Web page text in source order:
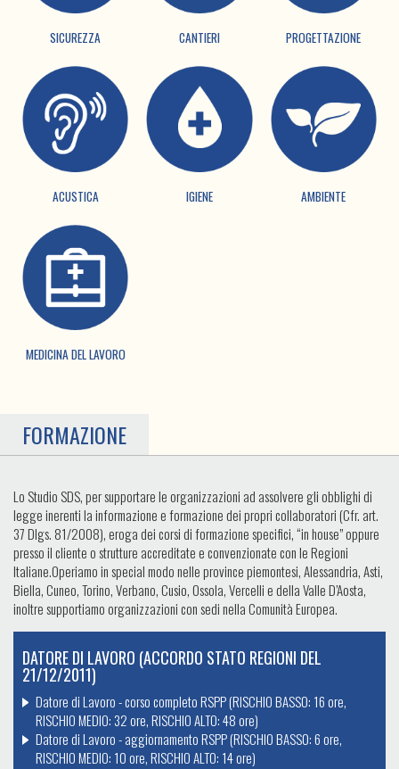
SICUREZZA CANTIERI PROGETTAZIONE
ACUSTICA IGIENE AMBIENTE
MEDICINA DEL LAVORO
FORMAZIONE
Lo Studio SDS, per supportare le organizzazioni ad assolvere gli obblighi di
legge inerenti la informazione e formazione dei propri collaboratori (Cfr. art.
37 Dlgs. 81/2008), eroga dei corsi di formazione specifici, “in house” oppure
presso il cliente o strutture accreditate e convenzionate con le Regioni
Italiane.Operiamo in special modo nelle province piemontesi, Alessandria, Asti,
Biella, Cuneo, Torino, Verbano, Cusio, Ossola, Vercelli e della Valle D’Aosta,
inoltre supportiamo organizzazioni con sedi nella Comunità Europea.
DATORE DI LAVORO (ACCORDO STATO REGIONI DEL
21/12/2011)
Datore di Lavoro - corso completo RSPP (RISCHIO BASSO: 16 ore,
RISCHIO MEDIO: 32 ore, RISCHIO ALTO: 48 ore)
Datore di Lavoro - aggiornamento RSPP (RISCHIO BASSO: 6 ore,
RISCHIO MEDIO: 10 ore, RISCHIO ALTO: 14 ore)